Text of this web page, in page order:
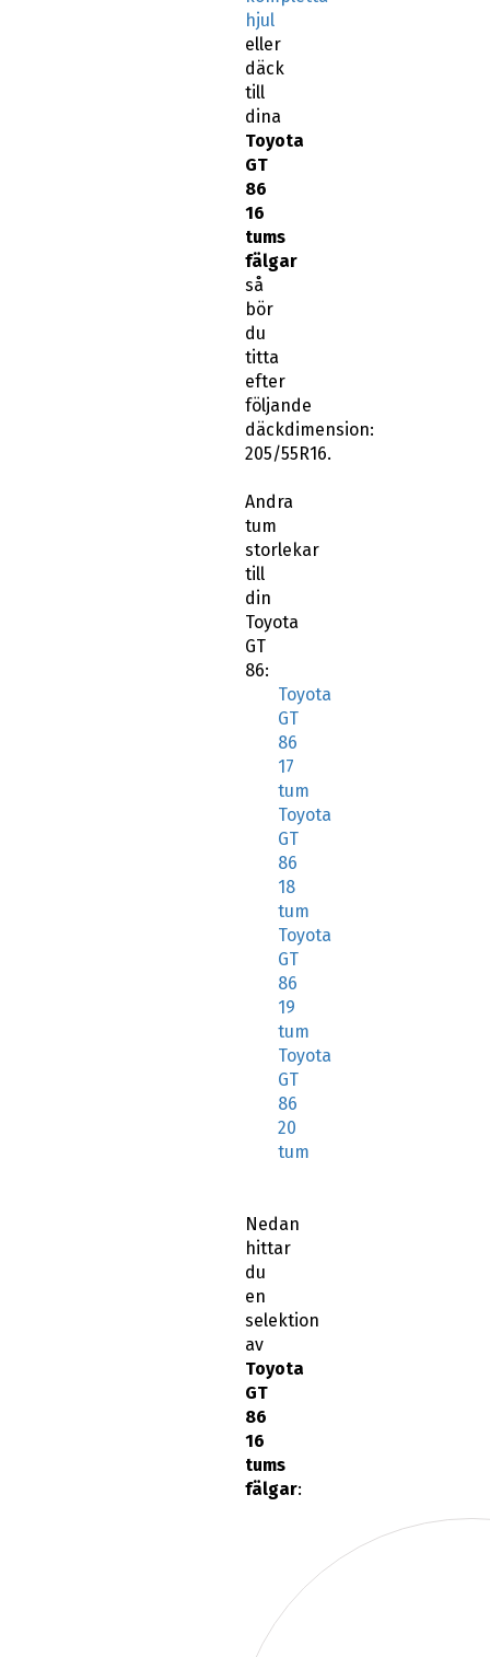
hjul
eller
däck
till
dina
Toyota
GT
86
16
tums
fälgar
så
bör
du
titta
efter
följande
däckdimension:
205/55R16.
Andra
tum
storlekar
till
din
Toyota
GT
86:
Toyota
GT
86
17
tum
Toyota
GT
86
18
tum
Toyota
GT
86
19
tum
Toyota
GT
86
20
tum
Nedan
hittar
du
en
selektion
av
Toyota
GT
86
16
tums
fälgar: